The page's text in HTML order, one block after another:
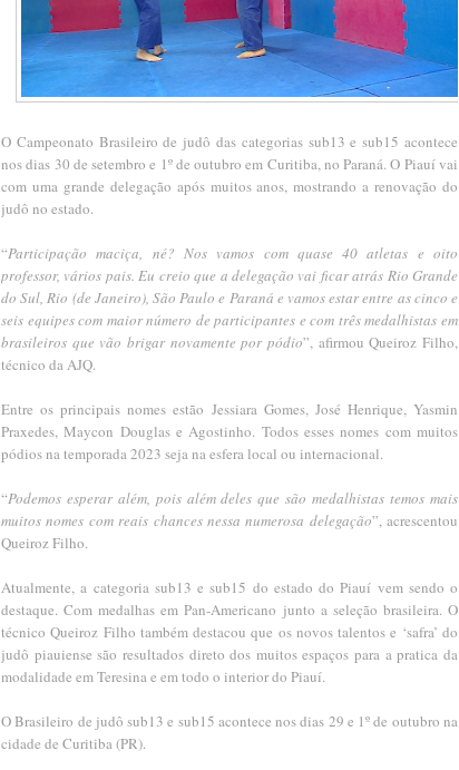
O Campeonato Brasileiro de judô das categorias sub13 e sub15 acontece
nos dias 30 de setembro e 1º de outubro em Curitiba, no Paraná. O Piauí vai
com uma grande delegação após muitos anos, mostrando a renovação do
judô no estado.
“Participação maciça, né? Nos vamos com quase 40 atletas e oito
professor, vários pais. Eu creio que a delegação vai ficar atrás Rio Grande
do Sul, Rio (de Janeiro), São Paulo e Paraná e vamos estar entre as cinco e
seis equipes com maior número de participantes e com três medalhistas em
brasileiros que vão brigar novamente por pódio”, afirmou Queiroz Filho,
técnico da AJQ.
Entre os principais nomes estão Jessiara Gomes, José Henrique, Yasmin
Praxedes, Maycon Douglas e Agostinho. Todos esses nomes com muitos
pódios na temporada 2023 seja na esfera local ou internacional.
“Podemos esperar além, pois além deles que são medalhistas temos mais
muitos nomes com reais chances nessa numerosa delegação”, acrescentou
Queiroz Filho.
Atualmente, a categoria sub13 e sub15 do estado do Piauí vem sendo o
destaque. Com medalhas em Pan-Americano junto a seleção brasileira. O
técnico Queiroz Filho também destacou que os novos talentos e ‘safra’ do
judô piauiense são resultados direto dos muitos espaços para a pratica da
modalidade em Teresina e em todo o interior do Piauí.
O Brasileiro de judô sub13 e sub15 acontece nos dias 29 e 1º de outubro na
cidade de Curitiba (PR).